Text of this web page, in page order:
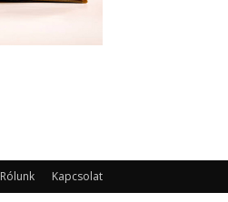
Rólunk Kapcsolat